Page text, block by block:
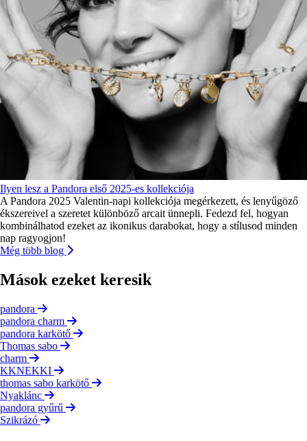
Ilyen lesz a Pandora első 2025-es kollekciója
A Pandora 2025 Valentin-napi kollekciója megérkezett, és lenyűgöző
ékszereivel a szeretet különböző arcait ünnepli. Fedezd fel, hogyan
kombinálhatod ezeket az ikonikus darabokat, hogy a stílusod minden
nap ragyogjon!
Még több blog
Mások ezeket keresik
pandora
pandora charm
pandora karkötő
Thomas sabo
charm
KKNEKKI
thomas sabo karkötő
Nyaklánc
pandora gyűrű
Szikrázó